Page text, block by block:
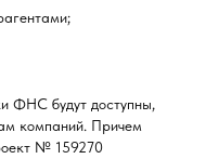
ФНС будут доступны,
компаний. Причем
№ 159270